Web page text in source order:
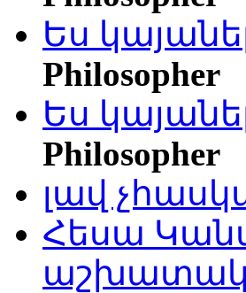
Ես
Philosopher
Ես
Philosopher
լավ
Հեսա